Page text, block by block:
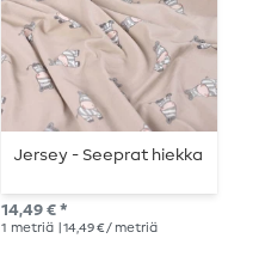
Jersey - Seeprat hiekka
14,49 € *
1 metriä | 14,49 € / metriä